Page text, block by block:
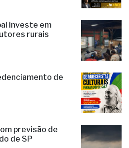
investe em
rurais
de
previsão de
de SP